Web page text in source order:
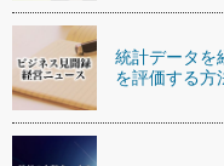
統計データ
を評価する方